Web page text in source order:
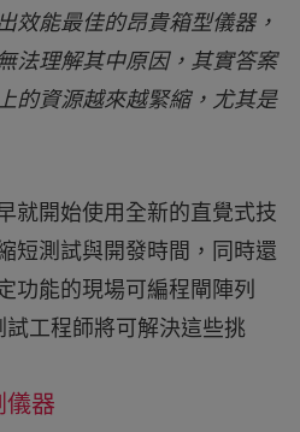
效能最佳的昂貴箱型儀器，
法理解其中原因，其實答案
的資源越來越緊縮，尤其是
就開始使用全新的直覺式技
短測試與開發時間，同時還
功能的現場可編程閘陣列
試工程師將可解決這些挑
儀器